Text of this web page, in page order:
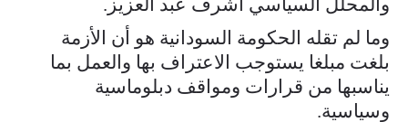
وما لم تقله الحكومة السودانية هو أن الأزمة
بلغت مبلغا يستوجب الاعتراف بها والعمل بما
يناسبها من قرارات ومواقف دبلوماسية
وسياسية.